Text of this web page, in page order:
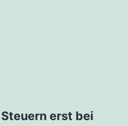
erst bei